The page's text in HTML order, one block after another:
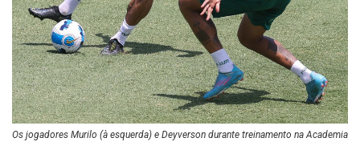
Os jogadores Murilo (à esquerda) e Deyverson durante treinamento na Academia